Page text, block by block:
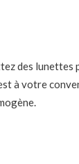
des
à votre